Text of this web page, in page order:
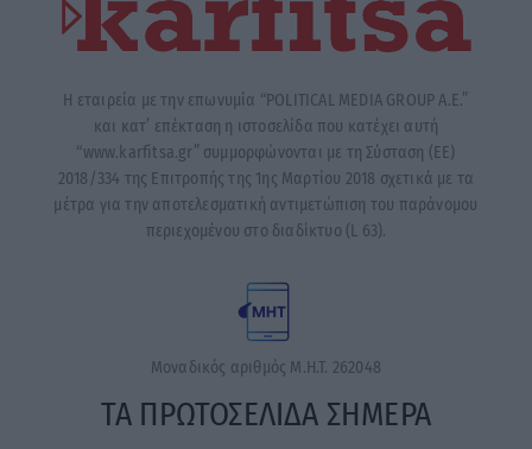
Η εταιρεία με την επωνυμία “POLITICAL MEDIA GROUP A.E.”
και κατ’ επέκταση η ιστοσελίδα που κατέχει αυτή
“www.karfitsa.gr” συμμορφώνονται με τη Σύσταση (ΕΕ)
2018/334 της Επιτροπής της 1ης Μαρτίου 2018 σχετικά με τα
μέτρα για την αποτελεσματική αντιμετώπιση του παράνομου
περιεχομένου στο διαδίκτυο (L 63).
Μοναδικός αριθμός Μ.Η.Τ. 262048
ΤΑ ΠΡΩΤΟΣΕΛΙΔΑ ΣΗΜΕΡΑ